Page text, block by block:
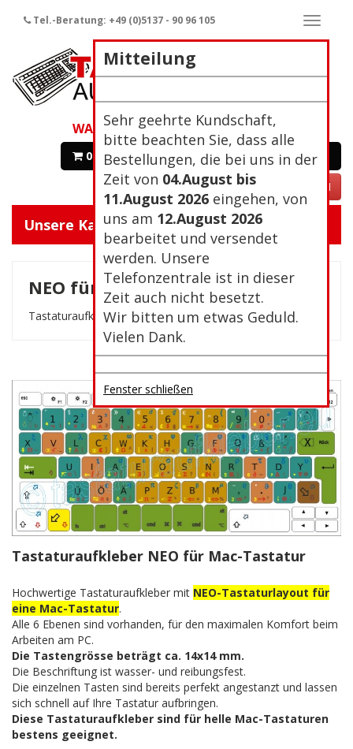
Mitteilung
Sehr geehrte Kundschaft,
bitte beachten Sie, dass alle
Bestellungen, die bei uns in der
Zeit von 04.August bis
11.August 2026 eingehen, von
uns am 12.August 2026
bearbeitet und versendet
werden. Unsere
Telefonzentrale ist in dieser
Zeit auch nicht besetzt.
Wir bitten um etwas Geduld.
Vielen Dank.
Fenster schließen
ein-/
Tel.-Beratung: +49 (0)5137 - 90 96 105
WARENKORB
0 Artikel 0,00€ Zur Kasse
VERTRAG WIDERRUFEN
ein/
Unsere Kategorien:
NEO für Mac
Tastaturaufkleber für Mac-Tastatur, Tastaturlayout NEO
Tastaturaufkleber NEO für Mac-Tastatur
Hochwertige Tastaturaufkleber mit NEO-Tastaturlayout für
eine Mac-Tastatur.
Alle 6 Ebenen sind vorhanden, für den maximalen Komfort beim
Arbeiten am PC.
Die Tastengrösse beträgt ca. 14x14 mm.
Die Beschriftung ist wasser- und reibungsfest.
Die einzelnen Tasten sind bereits perfekt angestanzt und lassen
sich schnell auf Ihre Tastatur aufbringen.
Diese Tastaturaufkleber sind für helle Mac-Tastaturen
bestens geeignet.